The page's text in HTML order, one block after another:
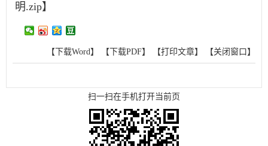
明.zip】
【下载Word】 【下载PDF】 【打印文章】 【关闭窗口】
扫一扫在手机打开当前页